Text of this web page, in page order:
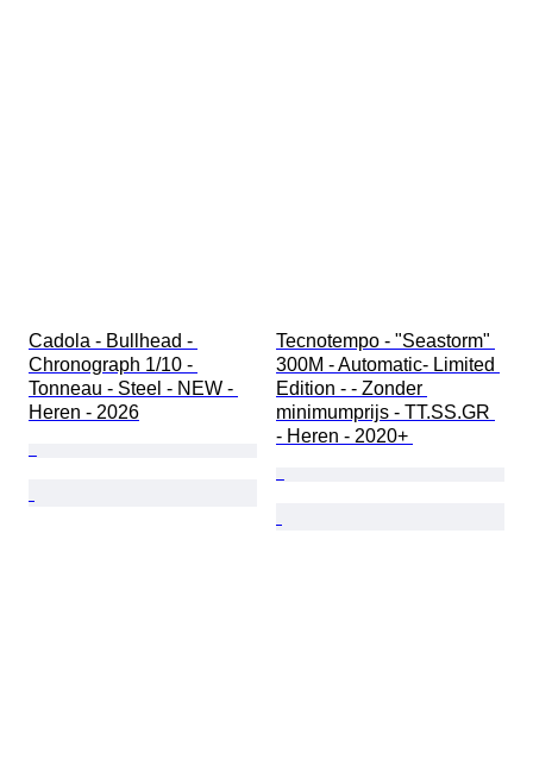
Cadola - Bullhead -
Chronograph 1/10 -
Tonneau - Steel - NEW -
Heren - 2026
Tecnotempo - "Seastorm"
300M - Automatic- Limited
Edition - - Zonder
minimumprijs - TT.SS.GR
- Heren - 2020+